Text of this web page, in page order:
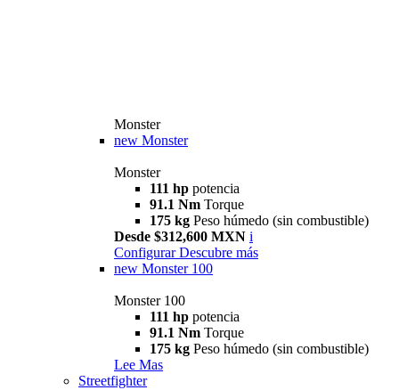
Monster
new Monster
Monster
111 hp potencia
91.1 Nm Torque
175 kg Peso húmedo (sin combustible)
Desde $312,600 MXN i
Configurar Descubre más
new Monster 100
Monster 100
111 hp potencia
91.1 Nm Torque
175 kg Peso húmedo (sin combustible)
Lee Mas
Streetfighter